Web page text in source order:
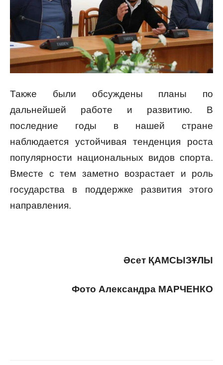
Также были обсуждены планы по
дальнейшей работе и развитию. В
последние годы в нашей стране
наблюдается устойчивая тенденция роста
популярности национальных видов спорта.
Вместе с тем заметно возрастает и роль
государства в поддержке развития этого
направления.
Әсет ҚАМСЫЗҰЛЫ
Фото Александра МАРЧЕНКО